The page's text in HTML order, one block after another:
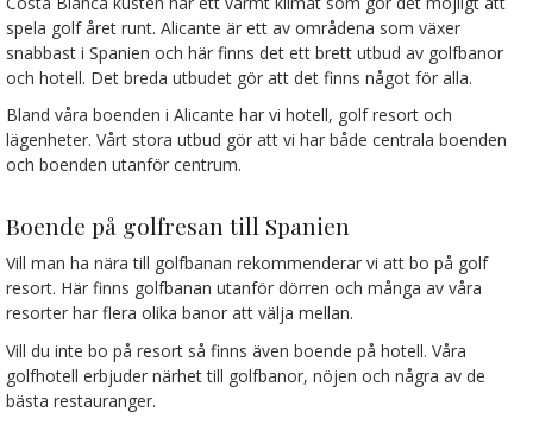
spela golf året runt. Alicante är ett av områdena som växer
snabbast i Spanien och här finns det ett brett utbud av golfbanor
och hotell. Det breda utbudet gör att det finns något för alla.
Bland våra boenden i Alicante har vi hotell, golf resort och
lägenheter. Vårt stora utbud gör att vi har både centrala boenden
och boenden utanför centrum.
Boende på golfresan till Spanien
Vill man ha nära till golfbanan rekommenderar vi att bo på golf
resort. Här finns golfbanan utanför dörren och många av våra
resorter har flera olika banor att välja mellan.
Vill du inte bo på resort så finns även boende på hotell. Våra
golfhotell erbjuder närhet till golfbanor, nöjen och några av de
bästa restauranger.